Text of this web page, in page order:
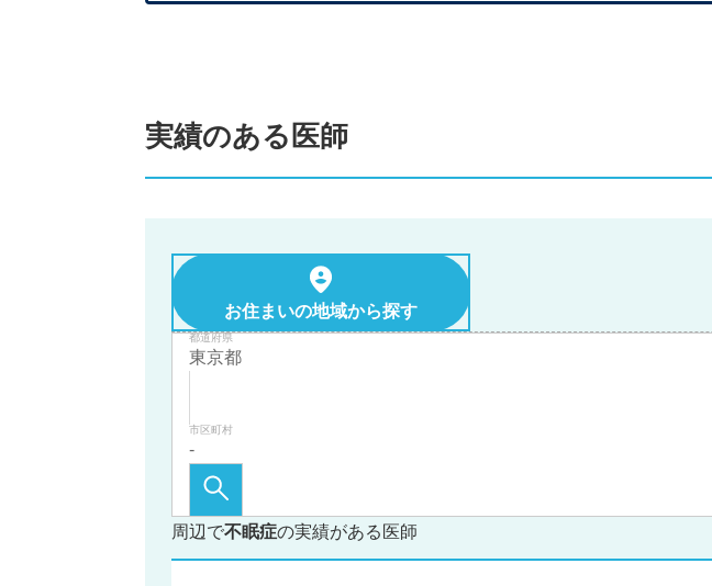
実績のある医師
お住まいの地域から探す
都道府県
市区町村
周辺で不眠症の実績がある医師